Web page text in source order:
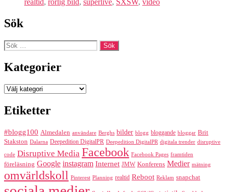
Sök
Sök
efter:
Kategorier
Kategorier
Etiketter
#blogg100 Almedalen användare Berghs bilder blogg bloggande bloggar Brit
Stakston Dalarna Deepedition DigitalPR Deepedition DigitalPR digitala trender disruptive
code Disruptive Media Facebook Facebook Pages framtiden
föreläsning Google instagram Internet JMW Konferens Medier mätning
omvärldskoll Pinterest Planning realtid Reboot Reklam snapchat